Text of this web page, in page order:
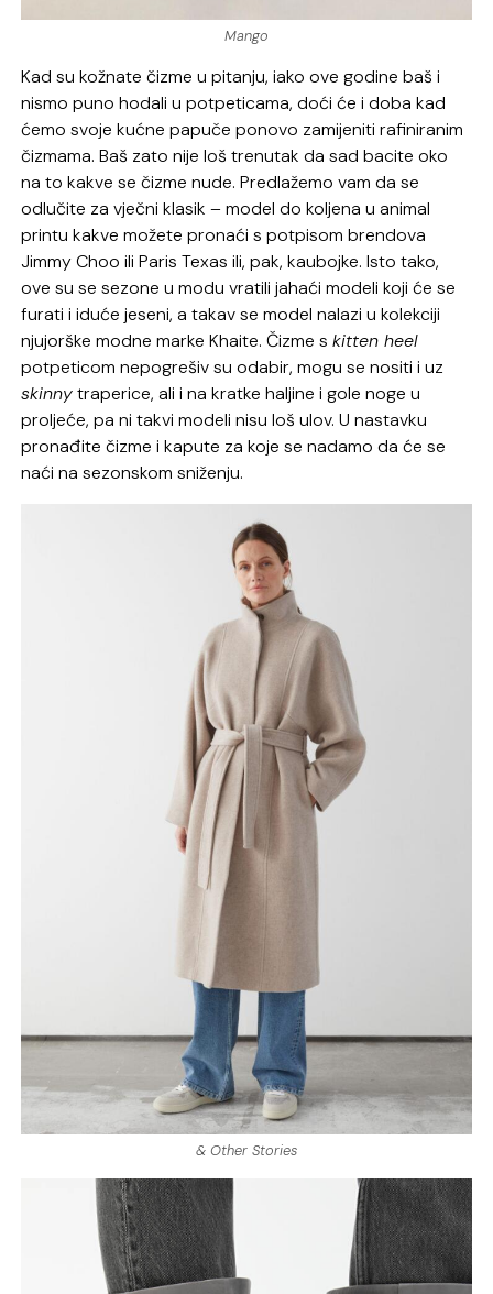
Mango
Kad su kožnate čizme u pitanju, iako ove godine baš i
nismo puno hodali u potpeticama, doći će i doba kad
ćemo svoje kućne papuče ponovo zamijeniti rafiniranim
čizmama. Baš zato nije loš trenutak da sad bacite oko
na to kakve se čizme nude. Predlažemo vam da se
odlučite za vječni klasik – model do koljena u animal
printu kakve možete pronaći s potpisom brendova
Jimmy Choo ili Paris Texas ili, pak, kaubojke. Isto tako,
ove su se sezone u modu vratili jahaći modeli koji će se
furati i iduće jeseni, a takav se model nalazi u kolekciji
njujorške modne marke Khaite. Čizme skitten heel
potpeticom nepogrešiv su odabir, mogu se nositi i uz
skinnytraperice, ali i na kratke haljine i gole noge u
proljeće, pa ni takvi modeli nisu loš ulov. U nastavku
pronađite čizme i kapute za koje se nadamo da će se
naći na sezonskom sniženju.
& Other Stories